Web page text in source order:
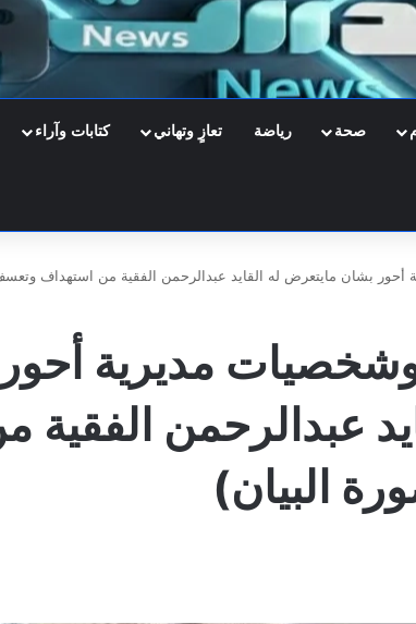
صحة رياضة تعازٍ وتهاني كتابات وآراء
بشان مايتعرض له القايد عبدالرحمن الفقية من استهداف
مديرية أحور
عبدالرحمن الفقية
البيان)